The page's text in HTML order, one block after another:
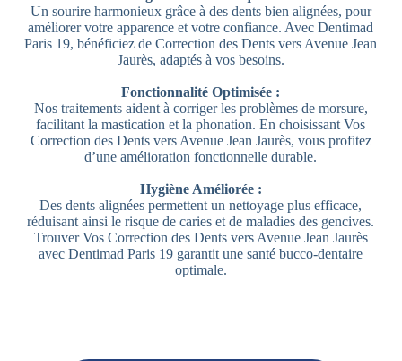
Un sourire harmonieux grâce à des dents bien alignées, pour
améliorer votre apparence et votre confiance. Avec Dentimad
Paris 19, bénéficiez de Correction des Dents vers Avenue Jean
Jaurès, adaptés à vos besoins.
Fonctionnalité Optimisée :
Nos traitements aident à corriger les problèmes de morsure,
facilitant la mastication et la phonation. En choisissant Vos
Correction des Dents vers Avenue Jean Jaurès, vous profitez
d’une amélioration fonctionnelle durable.
Hygiène Améliorée :
Des dents alignées permettent un nettoyage plus efficace,
réduisant ainsi le risque de caries et de maladies des gencives.
Trouver Vos Correction des Dents vers Avenue Jean Jaurès
avec Dentimad Paris 19 garantit une santé bucco-dentaire
optimale.